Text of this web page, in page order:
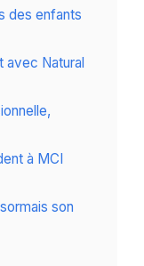
des enfants
Natural
à MCI
son